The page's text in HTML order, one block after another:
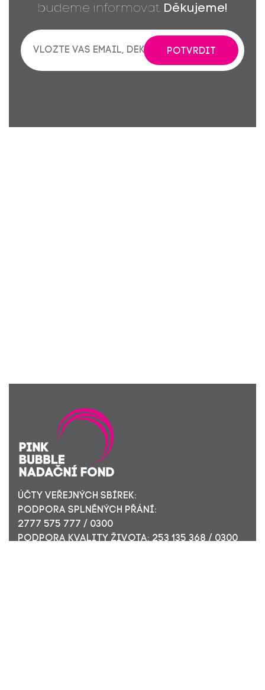
budeme informovat. Děkujeme!
POTVRDIT
ÚČTY VEŘEJNÝCH SBÍREK:
PODPORA SPLNĚNÝCH PŘÁNÍ:
2777 575 777 / 0300
PODPORA KVALITY ŽIVOTA: 253 135 368 / 0300